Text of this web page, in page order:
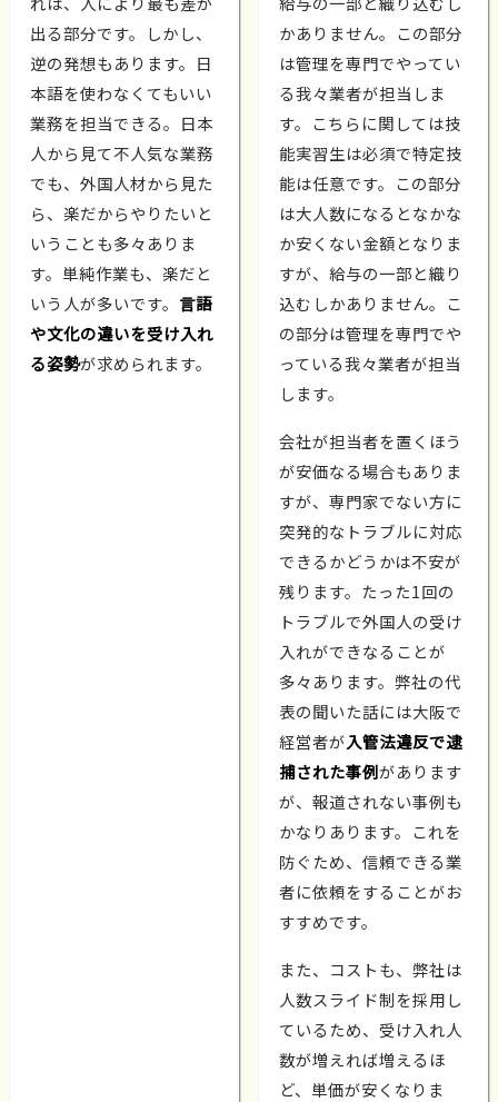
出る部分です。しかし、
逆の発想もあります。日
本語を使わなくてもいい
業務を担当できる。日本
人から見て不人気な業務
でも、外国人材から見た
ら、楽だからやりたいと
いうことも多々ありま
す。単純作業も、楽だと
いう人が多いです。 言語
や文化の違いを受け入れ
る姿勢が求められます。
かありません。この部分
は管理を専門でやってい
る我々業者が担当しま
す。こちらに関しては技
能実習生は必須で特定技
能は任意です。この部分
は大人数になるとなかな
か安くない金額となりま
すが、給与の一部と織り
込むしかありません。こ
の部分は管理を専門でや
っている我々業者が担当
します。
会社が担当者を置くほう
が安価なる場合もありま
すが、専門家でない方に
突発的なトラブルに対応
できるかどうかは不安が
残ります。たった1回の
トラブルで外国人の受け
入れができなることが
多々あります。弊社の代
表の聞いた話には大阪で
経営者が入管法違反で逮
捕された事例があります
が、報道されない事例も
かなりあります。これを
防ぐため、信頼できる業
者に依頼をすることがお
すすめです。
また、コストも、弊社は
人数スライド制を採用し
ているため、受け入れ人
数が増えれば増えるほ
ど、単価が安くなりま